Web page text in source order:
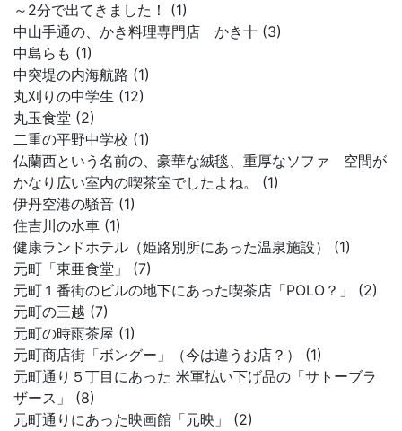
～2分で出てきました！ (1)
中山手通の、かき料理専門店 かき十 (3)
中島らも (1)
中突堤の内海航路 (1)
丸刈りの中学生 (12)
丸玉食堂 (2)
二重の平野中学校 (1)
仏蘭西という名前の、豪華な絨毯、重厚なソファ 空間が
かなり広い室内の喫茶室でしたよね。 (1)
伊丹空港の騒音 (1)
住吉川の水車 (1)
健康ランドホテル（姫路別所にあった温泉施設） (1)
元町「東亜食堂」 (7)
元町１番街のビルの地下にあった喫茶店「POLO？」 (2)
元町の三越 (7)
元町の時雨茶屋 (1)
元町商店街「ボングー」（今は違うお店？） (1)
元町通り５丁目にあった 米軍払い下げ品の「サトーブラ
ザース」 (8)
元町通りにあった映画館「元映」 (2)